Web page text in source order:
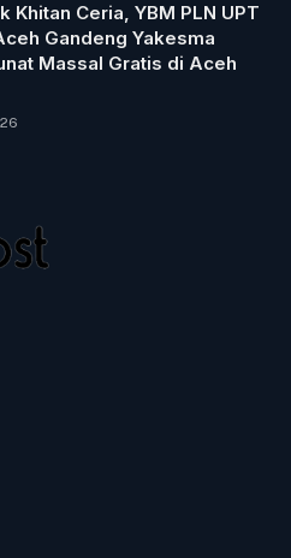
Khitan Ceria, YBM PLN UPT
Gandeng Yakesma
Massal Gratis di Aceh